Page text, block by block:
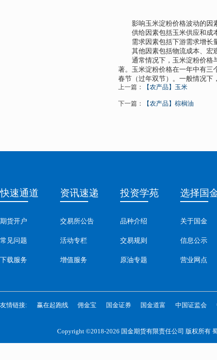
影响玉米淀粉价格波动的因素
供给因素包括玉米供应和成本
需求因素包括下游需求增长量
其他因素包括物流成本、宏
通常情况下，玉米淀粉价格与
著。玉米淀粉价格在一年中有三
春节（过年双节）。一般情况下
上一篇：
【农产品】玉米
下一篇： 【农产品】棕榈油
快速通道
期货开户
常见问题
下载服务
资讯速递
交易所公告
活动专栏
增值服务
投资学苑
品种介绍
交易规则
原油专题
选择国
关于国金
信息公示
营业网点
友情链接: 赢在起跑线 佣金宝 国金证券 国金道富 中国证监会
Copyright ©2018-2026 国金期货有限责任公司 版权所有